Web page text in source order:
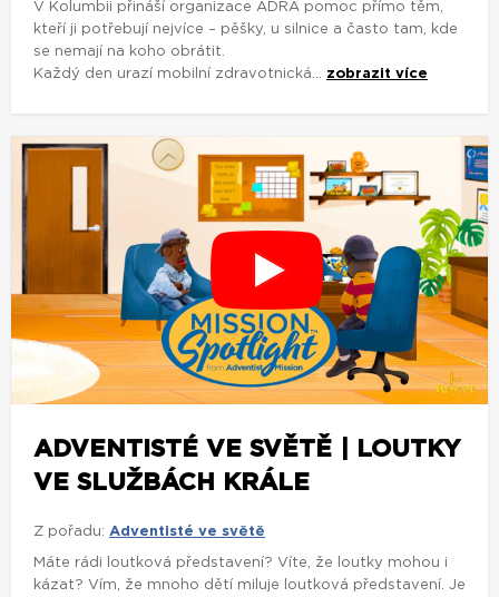
V Kolumbii přináší organizace ADRA pomoc přímo těm,
kteří ji potřebují nejvíce – pěšky, u silnice a často tam, kde
se nemají na koho obrátit.
Každý den urazí mobilní zdravotnická... zobrazit více
ADVENTISTÉ VE SVĚTĚ | LOUTKY
VE SLUŽBÁCH KRÁLE
Z pořadu: Adventisté ve světě
Máte rádi loutková představení? Víte, že loutky mohou i
kázat? Vím, že mnoho dětí miluje loutková představení. Je